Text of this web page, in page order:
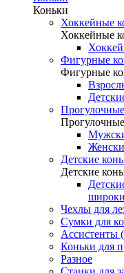
Коньки
Хоккейные
Хоккейные
Фигурные
Фигурные
Детские
Детские
Чехлы для
Сумки для
Ассистенты
Коньки для
Разное